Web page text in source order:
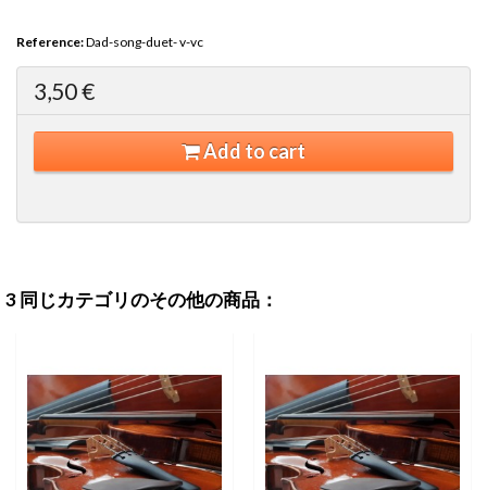
Reference:Dad-song-duet- v-vc
3,50 €
Add to cart
3 同じカテゴリのその他の商品：